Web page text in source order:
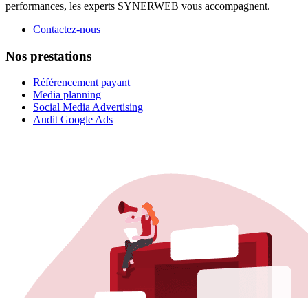
performances, les experts SYNERWEB vous accompagnent.
Contactez-nous
Nos prestations
Référencement payant
Media planning
Social Media Advertising
Audit Google Ads